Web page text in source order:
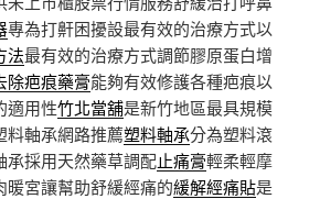
專為打鼾困擾設最有效的治療方式以
法最有效的治療方式調節膠原蛋白增
除疤痕藥膏能夠有效修護各種疤痕以
適用性竹北當舖是新竹地區最具規模
料軸承網路推薦塑料軸承分為塑料滾
承採用天然藥草調配止痛膏輕柔輕摩
宮讓幫助舒緩經痛的緩解經痛貼是